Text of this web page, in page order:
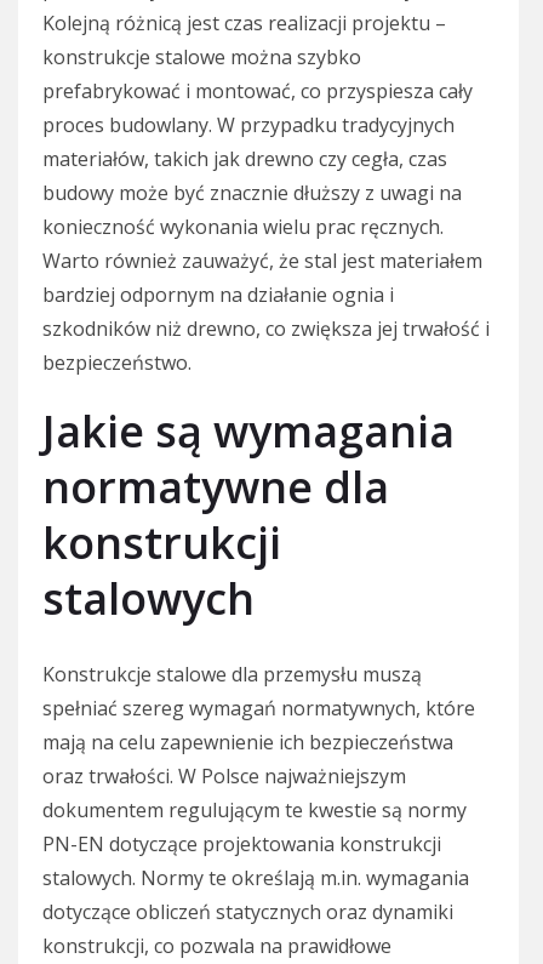
Kolejną różnicą jest czas realizacji projektu –
konstrukcje stalowe można szybko
prefabrykować i montować, co przyspiesza cały
proces budowlany. W przypadku tradycyjnych
materiałów, takich jak drewno czy cegła, czas
budowy może być znacznie dłuższy z uwagi na
konieczność wykonania wielu prac ręcznych.
Warto również zauważyć, że stal jest materiałem
bardziej odpornym na działanie ognia i
szkodników niż drewno, co zwiększa jej trwałość i
bezpieczeństwo.
Jakie są wymagania
normatywne dla
konstrukcji
stalowych
Konstrukcje stalowe dla przemysłu muszą
spełniać szereg wymagań normatywnych, które
mają na celu zapewnienie ich bezpieczeństwa
oraz trwałości. W Polsce najważniejszym
dokumentem regulującym te kwestie są normy
PN-EN dotyczące projektowania konstrukcji
stalowych. Normy te określają m.in. wymagania
dotyczące obliczeń statycznych oraz dynamiki
konstrukcji, co pozwala na prawidłowe